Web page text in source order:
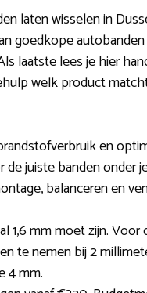
laten wisselen in
goedkope
laatste lees je hier
welk product
en
juiste banden onder
balanceren en
1,6 mm moet zijn. Voor
te nemen bij 2
4 mm.